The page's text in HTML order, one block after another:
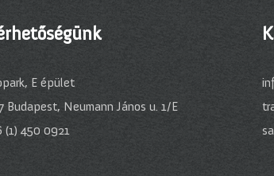
E épület
Budapest, Neumann János u. 1/E
(1) 450 0921